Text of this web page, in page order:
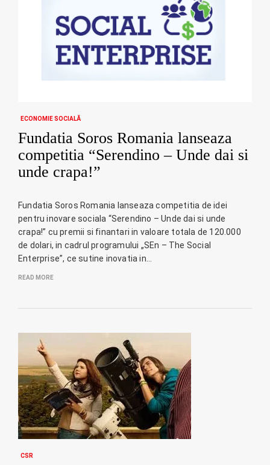
ECONOMIE SOCIALĂ
Fundatia Soros Romania lanseaza
competitia “Serendino – Unde dai si
unde crapa!”
Fundatia Soros Romania lanseaza competitia de idei
pentru inovare sociala “Serendino – Unde dai si unde
crapa!” cu premii si finantari in valoare totala de 120.000
de dolari, in cadrul programului „SEn – The Social
Enterprise”, ce sutine inovatia in…
READ MORE
CSR